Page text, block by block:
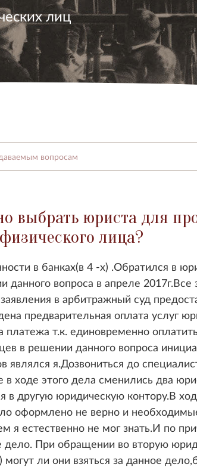
лиц
выбрать юриста для
лица?
в банках(в 4 -х) .Обратился в
вопроса в апреле 2017г.Все
в арбитражный суд
предварительная оплата услуг
платежа т.к. единовременно
в решении данного вопроса
являлся я.Дозвониться до
ходе этого дела сменились два
в другую юридическую контору.В
оформлено не верно и
я естественно не мог знать.И по
дело. При обращении во вторую
ли они взяться за данное